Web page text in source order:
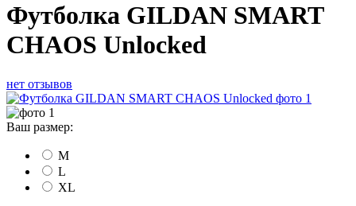
Футболка GILDAN SMART
CHAOS Unlocked
нет отзывов
Ваш размер:
M
L
XL